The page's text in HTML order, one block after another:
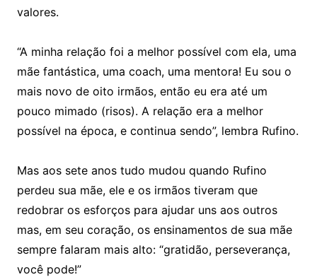
valores.
“A minha relação foi a melhor possível com ela, uma
mãe fantástica, uma coach, uma mentora! Eu sou o
mais novo de oito irmãos, então eu era até um
pouco mimado (risos). A relação era a melhor
possível na época, e continua sendo”, lembra Rufino.
Mas aos sete anos tudo mudou quando Rufino
perdeu sua mãe, ele e os irmãos tiveram que
redobrar os esforços para ajudar uns aos outros
mas, em seu coração, os ensinamentos de sua mãe
sempre falaram mais alto: “gratidão, perseverança,
você pode!”